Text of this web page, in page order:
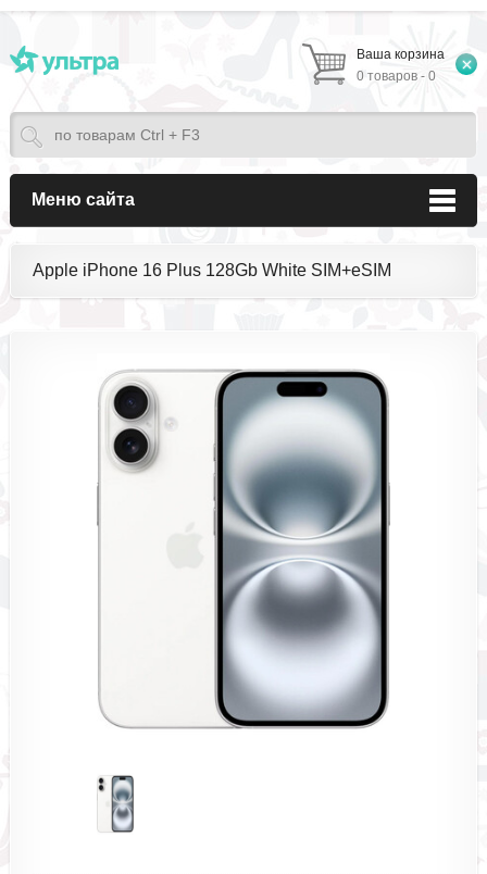
Ваша корзина
0 товаров - 0
Меню сайта
Apple iPhone 16 Plus 128Gb White SIM+eSIM